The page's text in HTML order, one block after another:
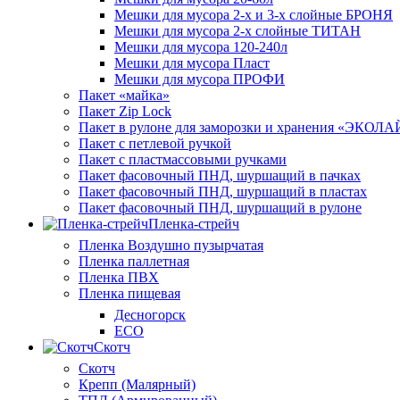
Мешки для мусора 2-х и 3-х слойные БРОНЯ
Мешки для мусора 2-х слойные ТИТАН
Мешки для мусора 120-240л
Мешки для мусора Пласт
Мешки для мусора ПРОФИ
Пакет «майка»
Пакет Zip Lock
Пакет в рулоне для заморозки и хранения
Пакет с петлевой ручкой
Пакет с пластмассовыми ручками
Пакет фасовочный ПНД, шуршащий в пачках
Пакет фасовочный ПНД, шуршащий в пластах
Пакет фасовочный ПНД, шуршащий в рулоне
Пленка-стрейч
Пленка Воздушно пузырчатая
Пленка паллетная
Пленка ПВХ
Пленка пищевая
Десногорск
ECO
Скотч
Скотч
Крепп (Малярный)